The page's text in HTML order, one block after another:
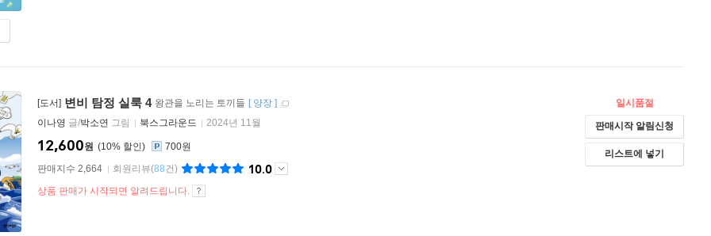
[도서] 변비 탐정 실룩 4 왕관을 노리는 토끼들 [ 양장 ]
이나영 글/박소연 그림 북스그라운드 2024년 11월
10%
12,600원
700원
판매지수 2,664
회원리뷰(88건) 10.0
상품 판매가 시작되면 알려드립니다.
일시품절
판매시작 알림신청
리스트에 넣기